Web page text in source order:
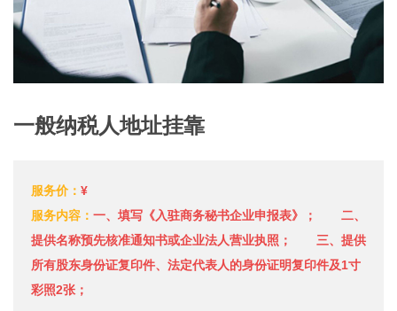
一般纳税人地址挂靠
服务价： ¥
服务内容： 一、填写《入驻商务秘书企业申报表》； 二、
提供名称预先核准通知书或企业法人营业执照； 三、提供
所有股东身份证复印件、法定代表人的身份证明复印件及1寸
彩照2张；